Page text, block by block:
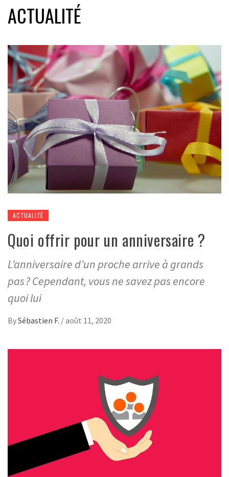
ACTUALITÉ
ACTUALITÉ
Quoi offrir pour un anniversaire ?
L’anniversaire d’un proche arrive à grands
pas ? Cependant, vous ne savez pas encore
quoi lui
BySébastien F. /août 11, 2020